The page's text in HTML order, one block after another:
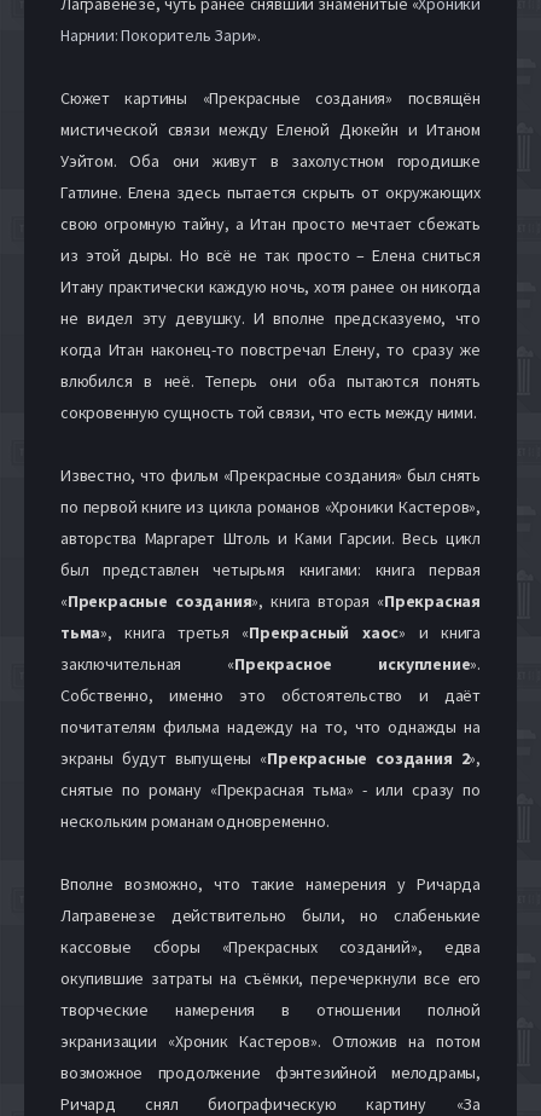
Нарнии: Покоритель Зари».
Сюжет картины «Прекрасные создания» посвящён
мистической связи между Еленой Дюкейн и Итаном
Уэйтом. Оба они живут в захолустном городишке
Гатлине. Елена здесь пытается скрыть от окружающих
свою огромную тайну, а Итан просто мечтает сбежать
из этой дыры. Но всё не так просто – Елена сниться
Итану практически каждую ночь, хотя ранее он никогда
не видел эту девушку. И вполне предсказуемо, что
когда Итан наконец-то повстречал Елену, то сразу же
влюбился в неё. Теперь они оба пытаются понять
сокровенную сущность той связи, что есть между ними.
Известно, что фильм «Прекрасные создания» был снять
по первой книге из цикла романов «Хроники Кастеров»,
авторства Маргарет Штоль и Ками Гарсии. Весь цикл
был представлен четырьмя книгами: книга первая
«Прекрасные создания», книга вторая «Прекрасная
тьма», книга третья «Прекрасный хаос» и книга
заключительная «Прекрасное искупление».
Собственно, именно это обстоятельство и даёт
почитателям фильма надежду на то, что однажды на
экраны будут выпущены «Прекрасные создания 2»,
снятые по роману «Прекрасная тьма» - или сразу по
нескольким романам одновременно.
Вполне возможно, что такие намерения у Ричарда
Лагравенезе действительно были, но слабенькие
кассовые сборы «Прекрасных созданий», едва
окупившие затраты на съёмки, перечеркнули все его
творческие намерения в отношении полной
экранизации «Хроник Кастеров». Отложив на потом
возможное продолжение фэнтезийной мелодрамы,
Ричард снял биографическую картину «За